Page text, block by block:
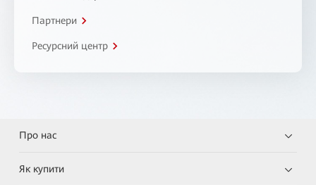
Партнери
Ресурсний центр
Про нас
Як купити